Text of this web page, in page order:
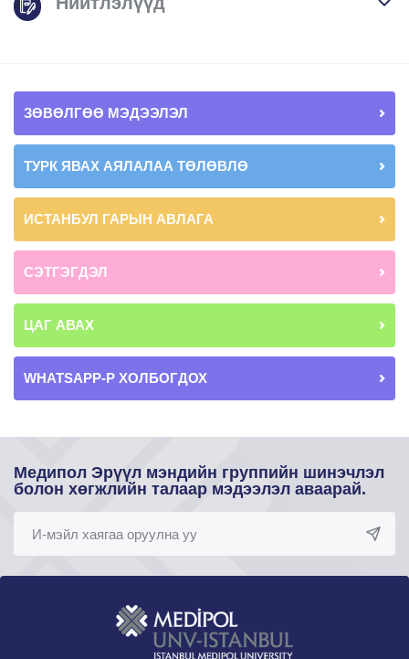
ЗӨВӨЛГӨӨ МЭДЭЭЛЭЛ
ТУРК ЯВАХ АЯЛАЛАА ТӨЛӨВЛӨ
ИСТАНБУЛ ГАРЫН АВЛАГА
СЭТГЭГДЭЛ
ЦАГ АВАХ
WHATSAPP-Р ХОЛБОГДОХ
Медипол Эрүүл мэндийн группийн шинэчлэл
болон хөгжлийн талаар мэдээлэл аваарай.